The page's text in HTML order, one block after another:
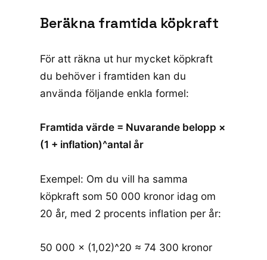
Beräkna framtida köpkraft
För att räkna ut hur mycket köpkraft
du behöver i framtiden kan du
använda följande enkla formel:
Framtida värde = Nuvarande belopp ×
(1 + inflation)^antal år
Exempel: Om du vill ha samma
köpkraft som 50 000 kronor idag om
20 år, med 2 procents inflation per år:
50 000 × (1,02)^20 ≈ 74 300 kronor